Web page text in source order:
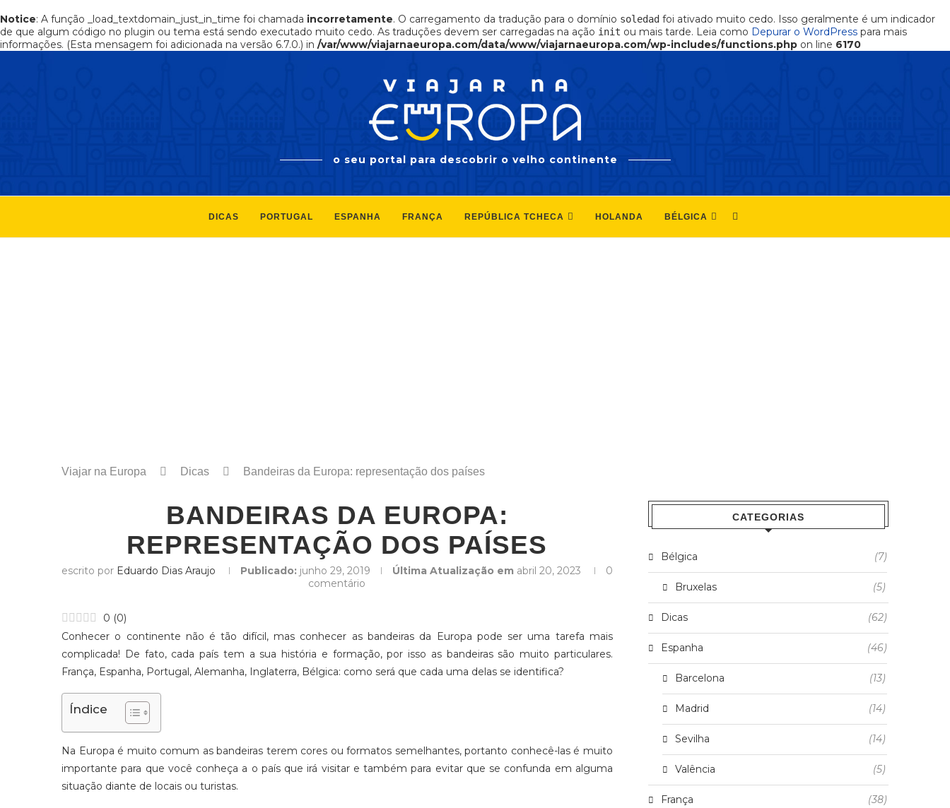
Notice: A função _load_textdomain_just_in_time foi chamada incorretamente. O carregamento da tradução para o domínio soledad foi ativado muito cedo. Isso geralmente é um indicador
de que algum código no plugin ou tema está sendo executado muito cedo. As traduções devem ser carregadas na ação init ou mais tarde. Leia como Depurar o WordPress para mais
informações. (Esta mensagem foi adicionada na versão 6.7.0.) in /var/www/viajarnaeuropa.com/data/www/viajarnaeuropa.com/wp-includes/functions.php on line 6170
o seu portal para descobrir o velho continente
DICAS PORTUGAL ESPANHA FRANÇA REPÚBLICA TCHECA HOLANDA BÉLGICA
Viajar na Europa Dicas Bandeiras da Europa: representação dos países
BANDEIRAS DA EUROPA:
REPRESENTAÇÃO DOS PAÍSES
escrito por Eduardo Dias Araujo Publicado: junho 29, 2019 Última Atualização em abril 20, 2023
0
comentário
0 (0)
Conhecer o continente não é tão difícil, mas conhecer as bandeiras da Europa pode ser uma tarefa mais
complicada! De fato, cada país tem a sua história e formação, por isso as bandeiras são muito particulares.
França, Espanha, Portugal, Alemanha, Inglaterra, Bélgica: como será que cada uma delas se identifica?
Índice
Na Europa é muito comum as bandeiras terem cores ou formatos semelhantes, portanto conhecê-las é muito
importante para que você conheça a o país que irá visitar e também para evitar que se confunda em alguma
situação diante de locais ou turistas.
CATEGORIAS
Bélgica (7)
Bruxelas (5)
Dicas (62)
Espanha (46)
Barcelona (13)
Madrid (14)
Sevilha (14)
Valência (5)
França (38)